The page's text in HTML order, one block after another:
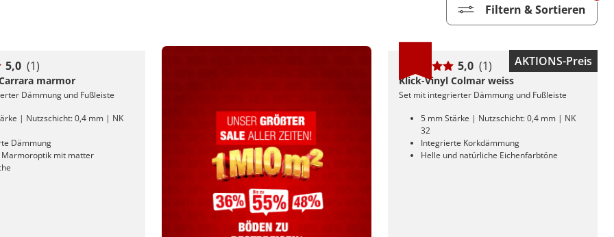
Filtern & Sortieren
5,0 (1)
marmor
Dämmung und Fußleiste
| Nutzschicht: 0,4 mm | NK
Dämmung
Marmoroptik mit matter
AKTIONS-Preis
5,0 (1)
Klick-Vinyl Colmar weiss
Set mit integrierter Dämmung und Fußleiste
5 mm Stärke | Nutzschicht: 0,4 mm | NK
32
Integrierte Korkdämmung
Helle und natürliche Eichenfarbtöne